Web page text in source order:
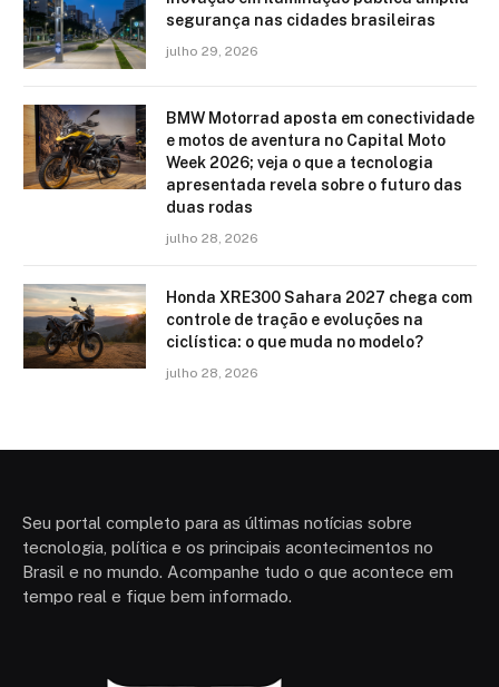
segurança nas cidades brasileiras
julho 29, 2026
BMW Motorrad aposta em conectividade
e motos de aventura no Capital Moto
Week 2026; veja o que a tecnologia
apresentada revela sobre o futuro das
duas rodas
julho 28, 2026
Honda XRE300 Sahara 2027 chega com
controle de tração e evoluções na
ciclística: o que muda no modelo?
julho 28, 2026
Seu portal completo para as últimas notícias sobre
tecnologia, política e os principais acontecimentos no
Brasil e no mundo. Acompanhe tudo o que acontece em
tempo real e fique bem informado.